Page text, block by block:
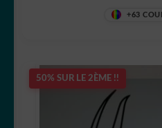
+63
50% SUR LE 2ÈME !!